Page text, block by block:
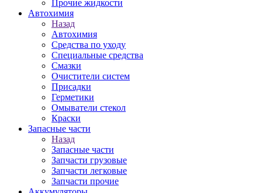
Прочие жидкости
Автохимия
Назад
Автохимия
Средства по уходу
Специальные средства
Смазки
Очистители систем
Присадки
Герметики
Омыватели стекол
Краски
Запасные части
Назад
Запасные части
Запчасти грузовые
Запчасти легковые
Запчасти прочие